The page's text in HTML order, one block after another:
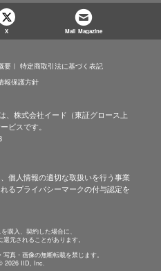
X Mail Magazine
要
特定商取引法に基づく表記
報保護方針
、株式会社イード（東証グロース上
ビスです。
個人情報の適切な取扱いを行う事業
るプライバシーマークの付与認定を
購入、契約した場合に、
元されることがあります。
真・画像の無断転載を禁じます。
2026 IID, Inc.